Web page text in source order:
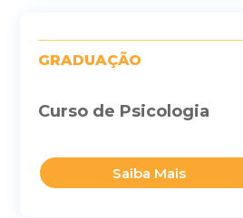
GRADUAÇÃO
Curso de Psicologia
Saiba Mais